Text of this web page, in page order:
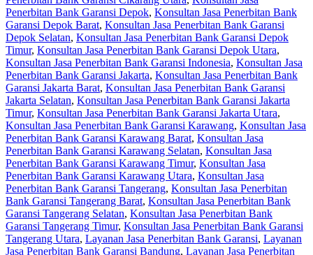
Penerbitan Bank Garansi Depok, Konsultan Jasa Penerbitan Bank
Garansi Depok Barat, Konsultan Jasa Penerbitan Bank Garansi
Depok Selatan, Konsultan Jasa Penerbitan Bank Garansi Depok
Timur, Konsultan Jasa Penerbitan Bank Garansi Depok Utara,
Konsultan Jasa Penerbitan Bank Garansi Indonesia, Konsultan Jasa
Penerbitan Bank Garansi Jakarta, Konsultan Jasa Penerbitan Bank
Garansi Jakarta Barat, Konsultan Jasa Penerbitan Bank Garansi
Jakarta Selatan, Konsultan Jasa Penerbitan Bank Garansi Jakarta
Timur, Konsultan Jasa Penerbitan Bank Garansi Jakarta Utara,
Konsultan Jasa Penerbitan Bank Garansi Karawang, Konsultan Jasa
Penerbitan Bank Garansi Karawang Barat, Konsultan Jasa
Penerbitan Bank Garansi Karawang Selatan, Konsultan Jasa
Penerbitan Bank Garansi Karawang Timur, Konsultan Jasa
Penerbitan Bank Garansi Karawang Utara, Konsultan Jasa
Penerbitan Bank Garansi Tangerang, Konsultan Jasa Penerbitan
Bank Garansi Tangerang Barat, Konsultan Jasa Penerbitan Bank
Garansi Tangerang Selatan, Konsultan Jasa Penerbitan Bank
Garansi Tangerang Timur, Konsultan Jasa Penerbitan Bank Garansi
Tangerang Utara, Layanan Jasa Penerbitan Bank Garansi, Layanan
Jasa Penerbitan Bank Garansi Bandung, Layanan Jasa Penerbitan